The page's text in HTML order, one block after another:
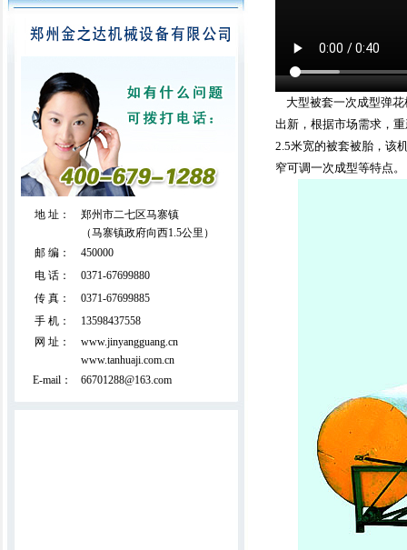
升降无网被揉棉机
全移动电脑绗缝机（占地面积小）
双面拉丝吸尘精细弹花机(外贸出口产
品)
地 址：
郑州市二七区马寨镇
（马寨镇政府向西1.5公里）
邮 编：
450000
电 话：
0371-67699880
传 真：
0371-67699885
手 机：
13598437558
网 址：
www.jinyangguang.cn
www.tanhuaji.com.cn
E-mail：
66701288@163.com
大型被套一次成型弹花
出新，根据市场需求，
2.5米宽的被套被胎，该
窄可调一次成型等特点。